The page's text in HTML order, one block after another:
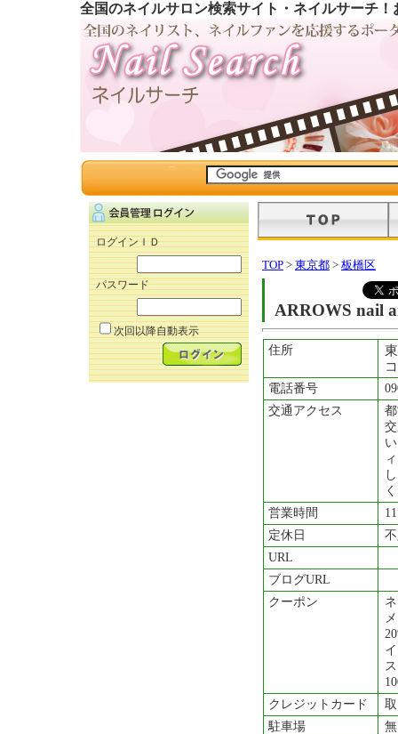
全国のネイルサロン検索サイト・ネイルサーチ
ログインＩＤ
パスワード
次回以降自動表示
TOP > 東京都 > 板橋区
ARROWS nail
住所
電話番号
交通アクセス
営業時間
定休日
URL
ブログURL
クーポン
クレジットカード
駐車場
無